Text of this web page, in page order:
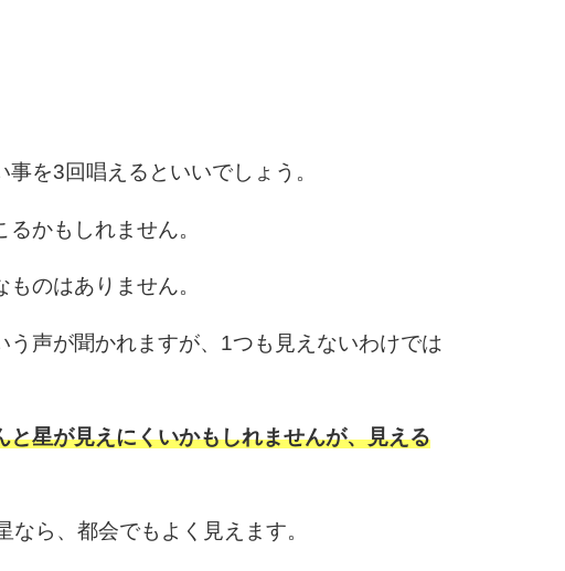
を3回唱えるといいでしょう。
かもしれません。
のはありません。
う声が聞かれますが、1つも見えないわけでは
と星が見えにくいかもしれませんが、見える
ら、都会でもよく見えます。